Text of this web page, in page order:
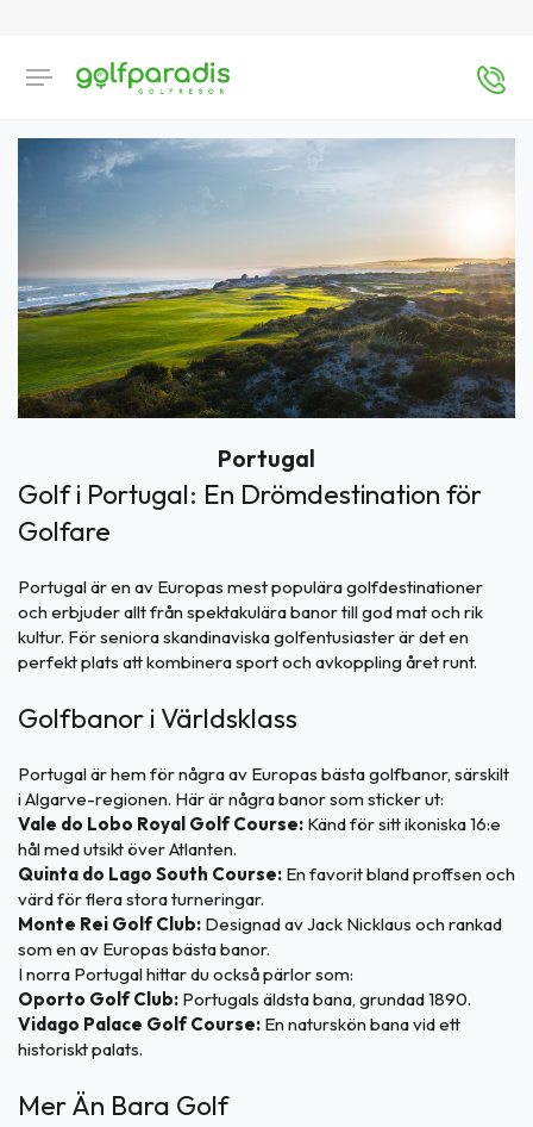
Portugal
Golf i Portugal: En Drömdestination för
Golfare
Portugal är en av Europas mest populära golfdestinationer
och erbjuder allt från spektakulära banor till god mat och rik
kultur. För seniora skandinaviska golfentusiaster är det en
perfekt plats att kombinera sport och avkoppling året runt.
Golfbanor i Världsklass
Portugal är hem för några av Europas bästa golfbanor, särskilt
i Algarve-regionen. Här är några banor som sticker ut:
Vale do Lobo Royal Golf Course: Känd för sitt ikoniska 16:e
hål med utsikt över Atlanten.
Quinta do Lago South Course: En favorit bland proffsen och
värd för flera stora turneringar.
Monte Rei Golf Club: Designad av Jack Nicklaus och rankad
som en av Europas bästa banor.
I norra Portugal hittar du också pärlor som:
Oporto Golf Club: Portugals äldsta bana, grundad 1890.
Vidago Palace Golf Course: En naturskön bana vid ett
historiskt palats.
Mer Än Bara Golf